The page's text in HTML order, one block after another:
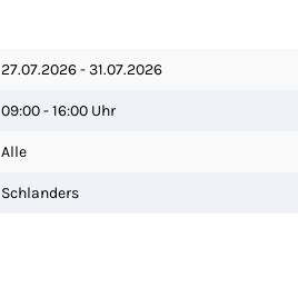
27.07.2026 - 31.07.2026
09:00 - 16:00 Uhr
Alle
Schlanders